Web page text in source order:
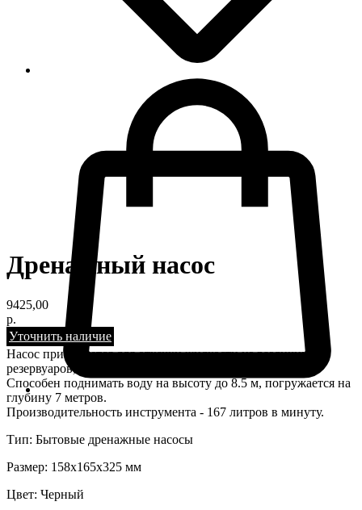
Дренажный насос
9425,00
р.
Уточнить наличие
Насос применяется для откачки жидкости из различных
резервуаров, затопленных подвалов и строительных ям.
Способен поднимать воду на высоту до 8.5 м, погружается на
глубину 7 метров.
Производительность инструмента - 167 литров в минуту.
Тип: Бытовые дренажные насосы
Размер: 158х165х325 мм
Цвет: Черный